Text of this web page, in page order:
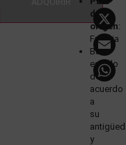
de
origen:
Francia
Buen
estado
de
acuerdo
a
su
y